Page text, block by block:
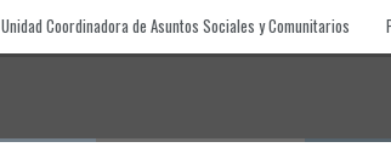
Unidad Coordinadora de Asuntos Sociales y Comunitarios